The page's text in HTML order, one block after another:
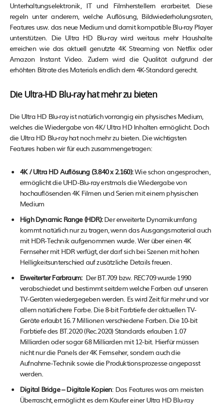
Unterhaltungselektronik, IT und Filmherstellern erarbeitet. Diese
regeln unter anderem, welche Auflösung, Bildwiederholungsraten,
Features usw. das neue Medium und damit kompatible Blu-ray Player
unterstützen. Die Ultra HD Blu-ray wird weitaus mehr Haushalte
erreichen wie das aktuell genutzte 4K Streaming von Netflix oder
Amazon Instant Video. Zudem wird die Qualität aufgrund der
erhöhten Bitrate des Materials endlich dem 4K-Standard gerecht.
Die Ultra-HD Blu-ray hat mehr zu bieten
Die Ultra HD Blu-ray ist natürlich vorrangig ein physisches Medium,
welches die Wiedergabe von 4K/ Ultra HD Inhalten ermöglicht. Doch
die Ultra HD Blu-ray hat noch mehr zu bieten. Die wichtigsten
Features haben wir für euch zusammengetragen:
4K / Ultra HD Auflösung (3.840 x 2.160):Wie schon angesprochen,
ermöglicht die UHD-Blu-ray erstmals die Wiedergabe von
hochauflösenden 4K Filmen und Serien mit einem physischen
Medium
High Dynamic Range (HDR):Der erweiterte Dynamikumfang
kommt natürlich nur zu tragen, wenn das Ausgangsmaterial auch
mit HDR-Technik aufgenommen wurde. Wer über einen 4K
Fernseher mit HDR verfügt, der darf sich bei Szenen mit hohen
Helligkeitsunterschied auf zusätzliche Details freuen.
Erweiterter Farbraum: Der BT.709 bzw. REC709 wurde 1990
verabschiedet und bestimmt seitdem welche Farben auf unseren
TV-Geräten wiedergegeben werden. Es wird Zeit für mehr und vor
allem natürlichere Farbe. Die 8-bit Farbtiefe der aktuellen TV-
Geräte erlaubt 16.7 Millionen verschiedene Farben. Die 10-bit
Farbtiefe des BT.2020 (Rec.2020) Standards erlauben 1.07
Milliarden oder sogar 68 Milliarden mit 12-bit. Hierfür müssen
nicht nur die Panels der 4K Fernseher, sondern auch die
Aufnahme-Technik sowie die Produktionsprozesse angepasst
werden.
Digital Bridge – Digitale Kopien: Das Features was am meisten
Überrascht, ermöglicht es dem Käufer einer Ultra HD Blu-ray